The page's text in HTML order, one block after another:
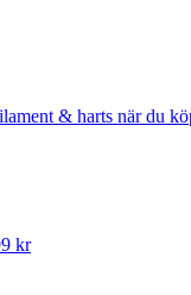
& harts när du
kr